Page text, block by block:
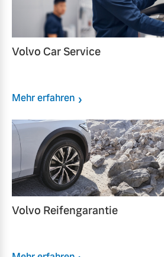
Volvo Car Service
Mehr erfahren
Volvo Reifengarantie